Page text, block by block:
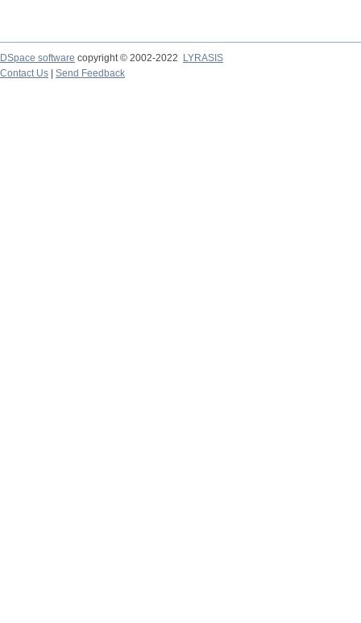
DSpace software copyright © 2002-2022
LYRASIS
Contact Us
Send Feedback